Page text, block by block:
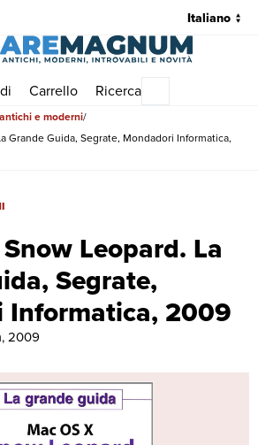
Carrello Ricerca
e moderni
Grande Guida, Segrate, Mondadori Informatica,
Leopard. La
Segrate,
Informatica, 2009
La Grande Guida, Segrate,
2009